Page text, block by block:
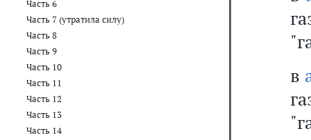
Часть 6
Часть 7 (утратила силу)
Часть 8
Часть 9
Часть 10
Часть 11
Часть 12
Часть 13
Часть 14
в